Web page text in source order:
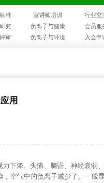
准 宣讲师培训 行业交
究 负离子与健康 会员服
审 负离子与环境 入会申
用
下降、头痛、脑昏、神经衰弱
空气中的负离子减少了。一般